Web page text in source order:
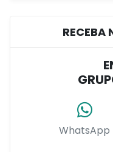
RECEBA
WhatsApp